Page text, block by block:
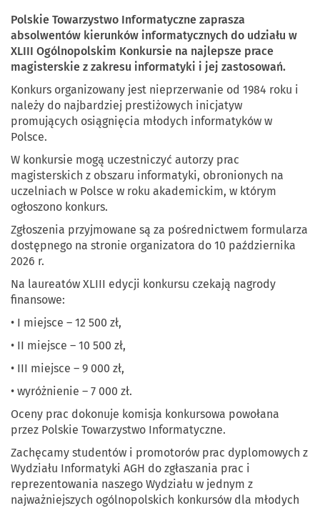
Polskie Towarzystwo Informatyczne zaprasza
absolwentów kierunków informatycznych do udziału w
XLIII Ogólnopolskim Konkursie na najlepsze prace
magisterskie z zakresu informatyki i jej zastosowań.
Konkurs organizowany jest nieprzerwanie od 1984 roku i
należy do najbardziej prestiżowych inicjatyw
promujących osiągnięcia młodych informatyków w
Polsce.
W konkursie mogą uczestniczyć autorzy prac
magisterskich z obszaru informatyki, obronionych na
uczelniach w Polsce w roku akademickim, w którym
ogłoszono konkurs.
Zgłoszenia przyjmowane są za pośrednictwem formularza
dostępnego na stronie organizatora do 10 października
2026 r.
Na laureatów XLIII edycji konkursu czekają nagrody
finansowe:
• I miejsce – 12 500 zł,
• II miejsce – 10 500 zł,
• III miejsce – 9 000 zł,
• wyróżnienie – 7 000 zł.
Oceny prac dokonuje komisja konkursowa powołana
przez Polskie Towarzystwo Informatyczne.
Zachęcamy studentów i promotorów prac dyplomowych z
Wydziału Informatyki AGH do zgłaszania prac i
reprezentowania naszego Wydziału w jednym z
najważniejszych ogólnopolskich konkursów dla młodych